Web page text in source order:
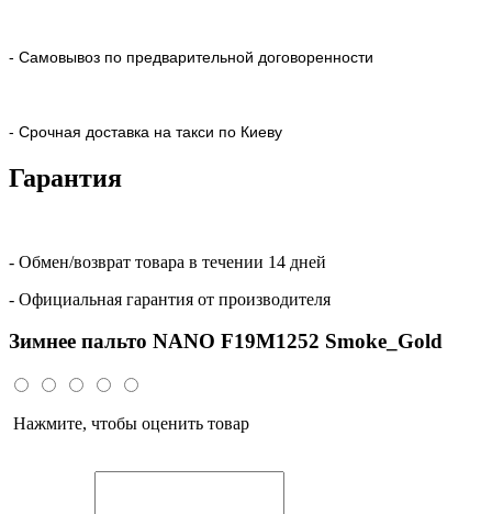
- Самовывоз по предварительной договоренности
- Срочная доставка на такси по Киеву
Гарантия
- Обмен/возврат товара в течении 14 дней
- Официальная гарантия от производителя
Зимнее пальто NANO F19M1252 Smoke_Gold
Нажмите, чтобы оценить товар